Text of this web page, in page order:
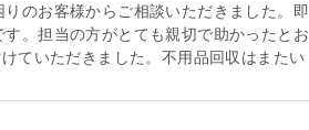
のお客様からご相談いただきました。即
。担当の方がとても親切で助かったとお
ていただきました。不用品回収はまたい